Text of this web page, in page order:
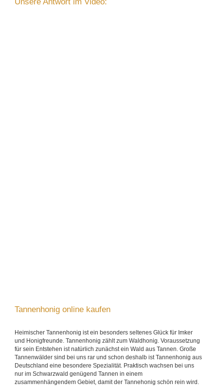
Tannenhonig online kaufen
Heimischer Tannenhonig ist ein besonders seltenes Glück für Imker
und Honigfreunde. Tannenhonig zählt zum Waldhonig. Voraussetzung
für sein Entstehen ist natürlich zunächst ein Wald aus Tannen. Große
Tannenwälder sind bei uns rar und schon deshalb ist Tannenhonig aus
Deutschland eine besondere Spezialität. Praktisch wachsen bei uns
nur im Schwarzwald genügend Tannen in einem
zusammenhängendem Gebiet, damit der Tannehonig schön rein wird.